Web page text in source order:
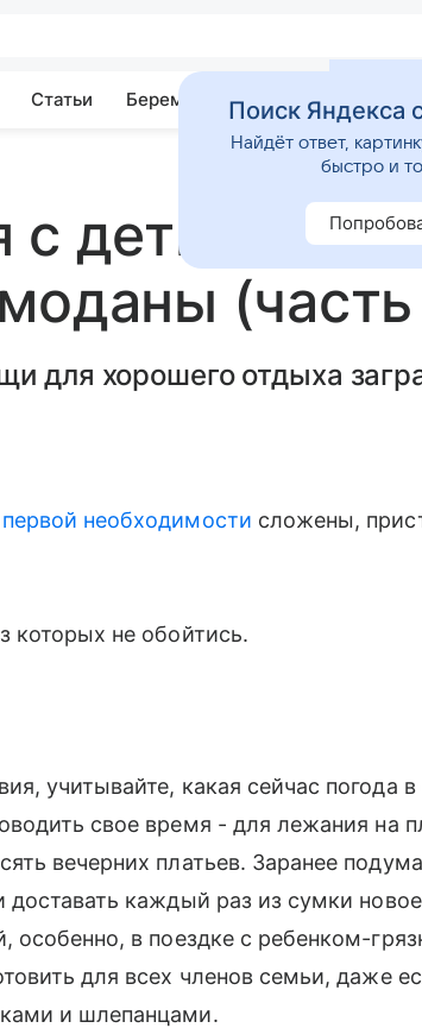
Статьи Беременность Развитие
детьми:
для хорошего отдыха
необходимости сложены,
которых не обойтись.
учитывайте, какая сейчас погода в
свое время - для лежания на
вечерних платьев. Заранее
каждый раз из сумки новое
особенно, в поездке с ребенком-
для всех членов семьи, даже
и шлепанцами.
Поиск Яндекса
Найдёт ответ,
быстро и